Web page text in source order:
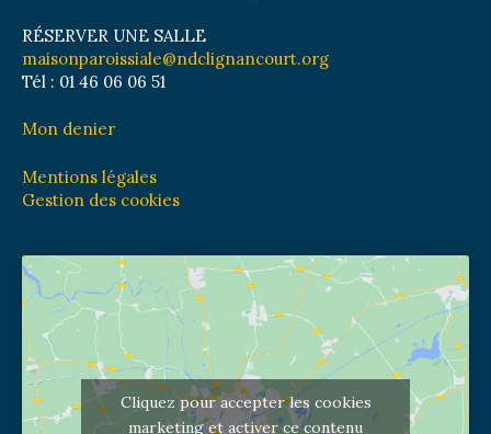
RÉSERVER UNE SALLE
maisonparoissiale@ndclignancourt.org
Tél : 01 46 06 06 51
Mon denier
Mentions légales
Gestion des cookies
Cliquez pour accepter les cookies
marketing et activer ce contenu